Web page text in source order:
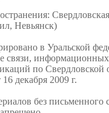
Невьянск)
в Уральской
связи,
по
декабря 2009 г.
без письменного